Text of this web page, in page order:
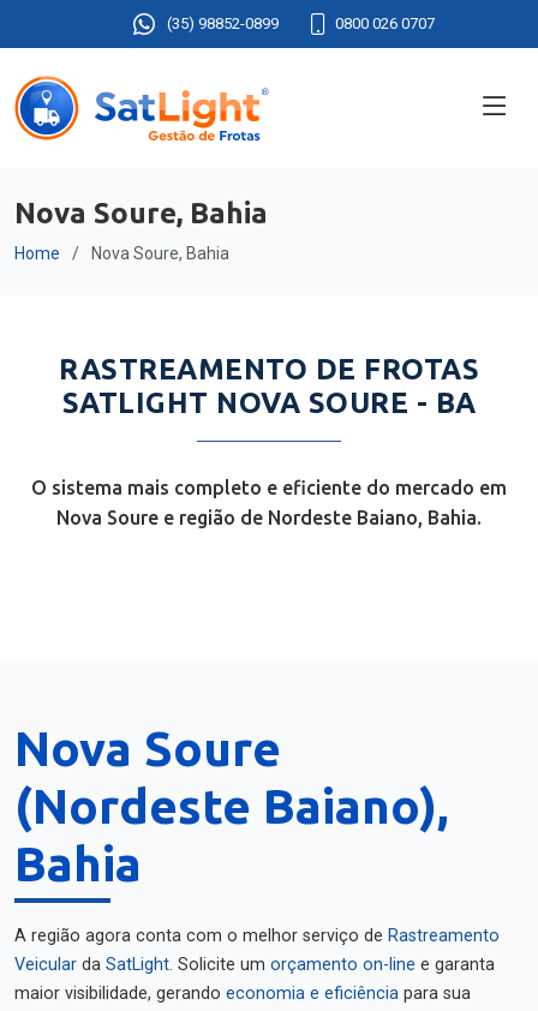
(35) 98852-0899 0800 026 0707
Nova Soure, Bahia
Home Nova Soure, Bahia
RASTREAMENTO DE FROTAS
SATLIGHT NOVA SOURE - BA
O sistema mais completo e eficiente do mercado em
Nova Soure e região de Nordeste Baiano, Bahia.
Nova Soure
(Nordeste Baiano),
Bahia
A região agora conta com o melhor serviço de Rastreamento
Veicular da SatLight. Solicite um orçamento on-line e garanta
maior visibilidade, gerando economia e eficiência para sua